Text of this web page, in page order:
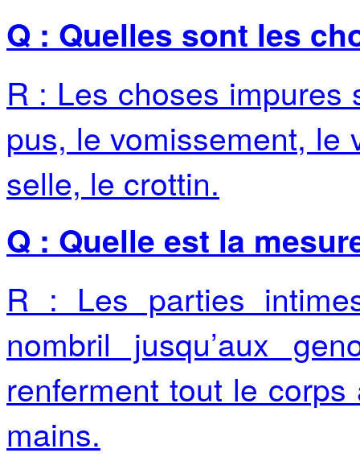
Q : Quelles sont les
R : Les choses
pus, le vomissement, le
selle, le crottin.
Q : Quelle est la
R : Les parties
nombril jusqu’aux
renferment tout le
mains.